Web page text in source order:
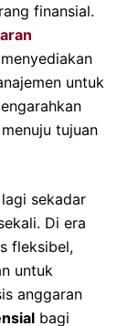
finansial.
untuk
tujuan
sekadar
Di era
fleksibel,
untuk
anggaran
bagi